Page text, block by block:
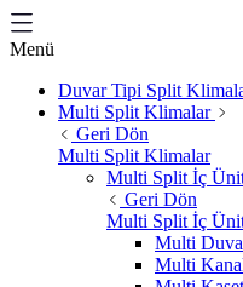
Menü
Duvar Tipi Split
Multi Split Klimalar
Geri Dön
Multi Split Klimalar
Multi Split İç
Geri Dön
Multi Split İç
Multi
Multi